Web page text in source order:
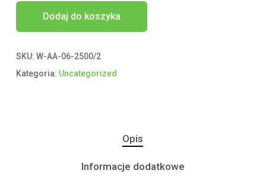
Dodaj do koszyka
SKU: W-AA-06-2500/2
Kategoria: Uncategorized
Opis
Informacje dodatkowe